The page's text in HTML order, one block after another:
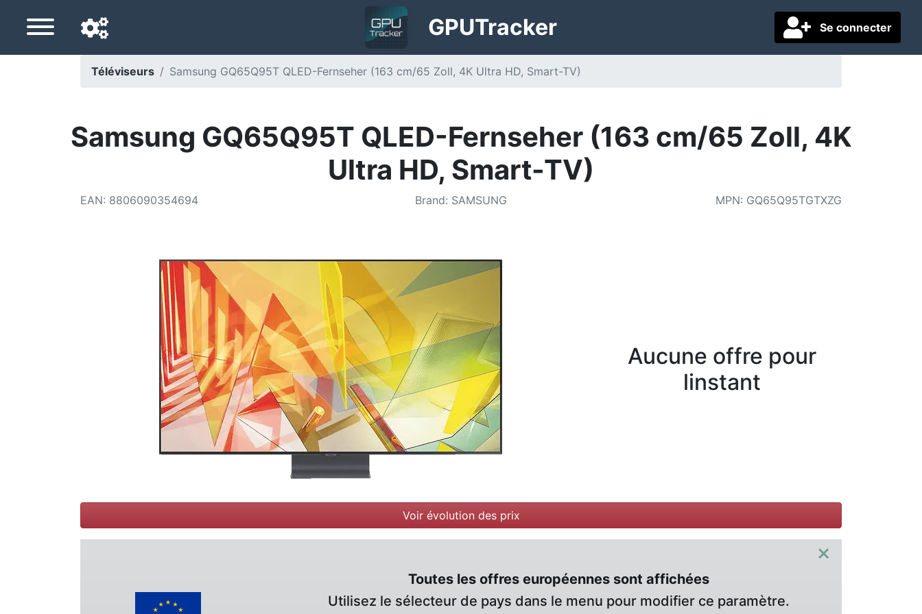
Se connecter
GPUTracker
Pays de livraison
Téléviseurs Samsung GQ65Q95T QLED-Fernseher (163 cm/65 Zoll, 4K Ultra HD, Smart-TV)
Samsung GQ65Q95T QLED-Fernseher (163 cm/65 Zoll, 4K
Ultra HD, Smart-TV)
EAN: 8806090354694 Brand: SAMSUNG MPN: GQ65Q95TGTXZG
Aucune offre pour
linstant
Voir évolution des prix
×
Toutes les offres européennes sont affichées
Utilisez le sélecteur de pays dans le menu pour modifier ce paramètre.